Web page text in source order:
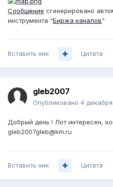
Сообщение сгенерировано
инструмента "Биржа каналов"
Вставить ник Цитата
gleb2007
Опубликовано 4
Добрый день ! Лот интересен,
gleb2007gleb@km.ru
Вставить ник Цитата